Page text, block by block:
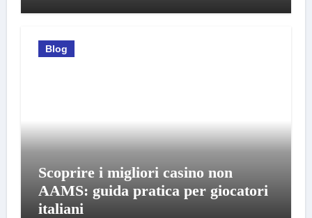
Blog
Scoprire i migliori casino non
AAMS: guida pratica per giocatori
italiani